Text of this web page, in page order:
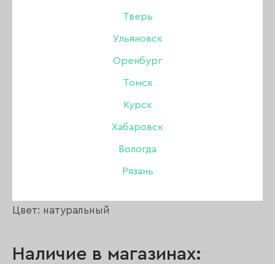
Тверь
Ульяновск
Оренбург
Томск
Курск
Хабаровск
Вологда
Рязань
Надоели скучные вееры с типсами?
Мы знаем что понравится тебе и твоим
Оригинальные типсы Ballerina от REVOL
выглядят супер стильно, создай свой
Цвет: натуральный
Наличие в магазинах: